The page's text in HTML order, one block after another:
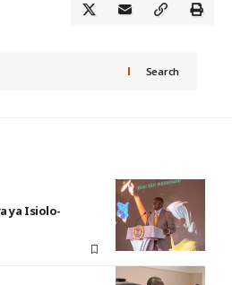
Search
ya Isiolo-